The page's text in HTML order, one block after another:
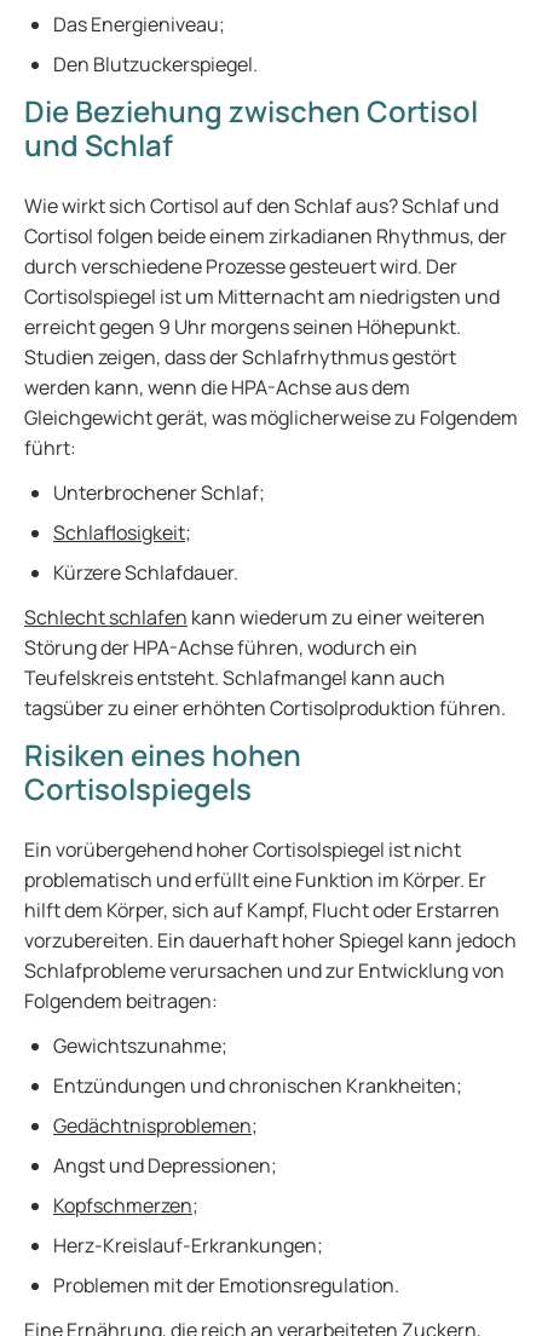
Das Energieniveau;
Den Blutzuckerspiegel.
Die Beziehung zwischen Cortisol
und Schlaf
Wie wirkt sich Cortisol auf den Schlaf aus? Schlaf und
Cortisol folgen beide einem zirkadianen Rhythmus, der
durch verschiedene Prozesse gesteuert wird. Der
Cortisolspiegel ist um Mitternacht am niedrigsten und
erreicht gegen 9 Uhr morgens seinen Höhepunkt.
Studien zeigen, dass der Schlafrhythmus gestört
werden kann, wenn die HPA-Achse aus dem
Gleichgewicht gerät, was möglicherweise zu Folgendem
führt:
Unterbrochener Schlaf;
Schlaflosigkeit;
Kürzere Schlafdauer.
Schlecht schlafen kann wiederum zu einer weiteren
Störung der HPA-Achse führen, wodurch ein
Teufelskreis entsteht. Schlafmangel kann auch
tagsüber zu einer erhöhten Cortisolproduktion führen.
Risiken eines hohen
Cortisolspiegels
Ein vorübergehend hoher Cortisolspiegel ist nicht
problematisch und erfüllt eine Funktion im Körper. Er
hilft dem Körper, sich auf Kampf, Flucht oder Erstarren
vorzubereiten. Ein dauerhaft hoher Spiegel kann jedoch
Schlafprobleme verursachen und zur Entwicklung von
Folgendem beitragen:
Gewichtszunahme;
Entzündungen und chronischen Krankheiten;
Gedächtnisproblemen;
Angst und Depressionen;
Kopfschmerzen;
Herz-Kreislauf-Erkrankungen;
Problemen mit der Emotionsregulation.
Eine Ernährung, die reich an verarbeiteten Zuckern,